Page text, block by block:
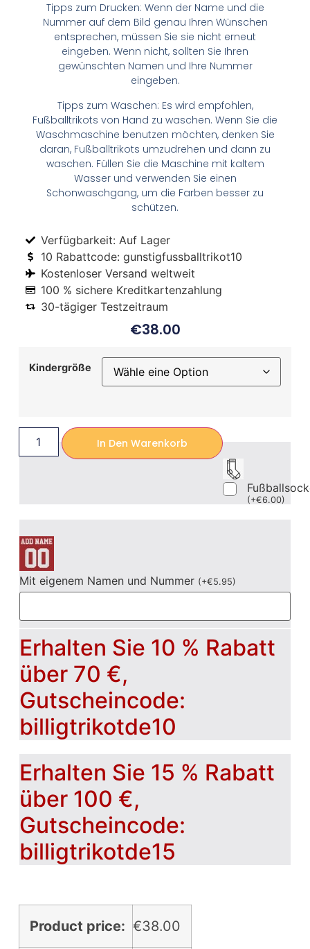
Tipps zum Drucken: Wenn der Name und die
Nummer auf dem Bild genau Ihren Wünschen
entsprechen, müssen Sie sie nicht erneut
eingeben. Wenn nicht, sollten Sie Ihren
gewünschten Namen und Ihre Nummer
eingeben.
Tipps zum Waschen: Es wird empfohlen,
Fußballtrikots von Hand zu waschen. Wenn Sie die
Waschmaschine benutzen möchten, denken Sie
daran, Fußballtrikots umzudrehen und dann zu
waschen. Füllen Sie die Maschine mit kaltem
Wasser und verwenden Sie einen
Schonwaschgang, um die Farben besser zu
schützen.
Verfügbarkeit: Auf Lager
10 Rabattcode: gunstigfussballtrikot10
Kostenloser Versand weltweit
100 % sichere Kreditkartenzahlung
30-tägiger Testzeitraum
€38.00
Kindergröße
In Den Warenkorb
(+€6.00)
Mit eigenem Namen und Nummer (+€5.95)
Erhalten Sie 10 % Rabatt
über 70 €,
Gutscheincode:
billigtrikotde10
Erhalten Sie 15 % Rabatt
über 100 €,
Gutscheincode:
billigtrikotde15
Product price: €38.00